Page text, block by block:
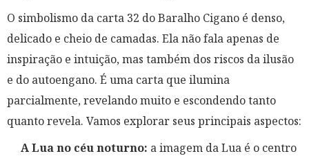
O simbolismo da carta 32 do Baralho Cigano é denso,
delicado e cheio de camadas. Ela não fala apenas de
inspiração e intuição, mas também dos riscos da ilusão
e do autoengano. É uma carta que ilumina
parcialmente, revelando muito e escondendo tanto
quanto revela. Vamos explorar seus principais aspectos:
A Lua no céu noturno: a imagem da Lua é o centro